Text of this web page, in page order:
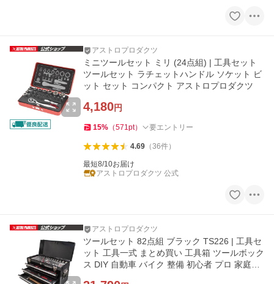
アストロプロダクツ
ミニツールセット ミリ (24点組) | 工具セット
ツールセット ラチェットハンドル ソケット ビ
ット セット コンパクト アストロプロダクツ
4,180円
15% （571pt） 要エントリー
4.69（36件）
最短8/10お届け
アストロプロダクツ 公式
アストロプロダクツ
ツールセット 82点組 ブラック TS226 | 工具セ
ット 工具一式 まとめ買い 工具箱 ツールボック
ス DIY 自動車 バイク 整備 初心者 プロ 家庭用